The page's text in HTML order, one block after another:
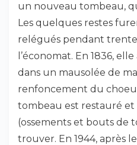
un nouveau tombeau,
Les quelques restes
relégués pendant trente
l’économat. En 1836,
dans un mausolée de
renfoncement du choeur
tombeau est restauré
(ossements et bouts de
trouver. En 1944, après